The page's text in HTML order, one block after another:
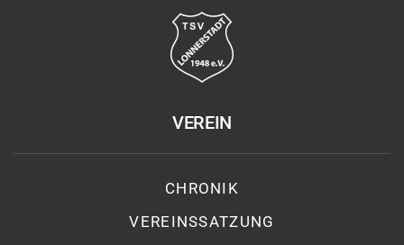
VEREIN
CHRONIK
VEREINSSATZUNG